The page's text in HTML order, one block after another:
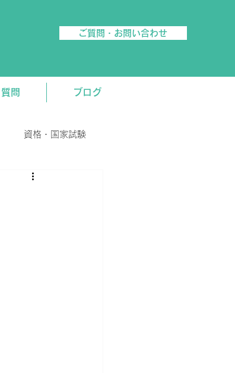
ご質問・お問い合わせ
質問 ブログ
資格・国家試験